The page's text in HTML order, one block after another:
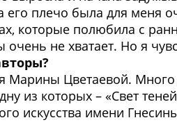
его плечо была для меня
которые полюбила с
не хватает. Но я
Марины Цветаевой.
из которых – «Свет
искусства имени